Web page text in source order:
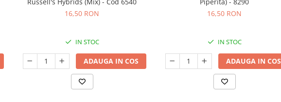
16,50 RON
IN STOC
ADAUGA IN COS
16,50 RON
IN STOC
ADAUGA IN COS